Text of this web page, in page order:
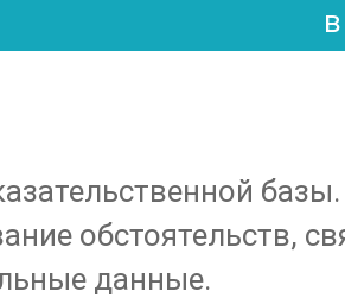
базы.
обстоятельств,
данные.